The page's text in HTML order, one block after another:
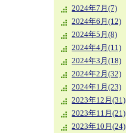
2024年7月(7)
2024年6月(12)
2024年5月(8)
2024年4月(11)
2024年3月(18)
2024年2月(32)
2024年1月(23)
2023年12月(31)
2023年11月(21)
2023年10月(24)